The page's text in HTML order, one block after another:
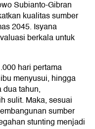
Subianto-Gibran
kualitas sumber
2045. Isyana
berkala untuk
hari pertama
menyusui, hingga
tahun,
sulit. Maka, sesuai
sumber
stunting menjadi